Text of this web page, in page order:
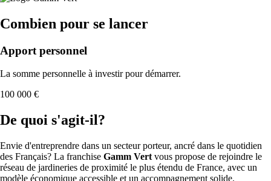
Combien pour se lancer
Apport personnel
La somme personnelle à investir pour démarrer.
100 000 €
De quoi s'agit-il?
Envie d'entreprendre dans un secteur porteur, ancré dans le quotidien
des Français? La franchise Gamm Vert vous propose de rejoindre le
réseau de jardineries de proximité le plus étendu de France, avec un
modèle économique accessible et un accompagnement solide.